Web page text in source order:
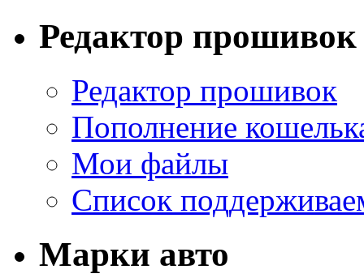
Редактор прошивок
Редактор прошивок
Пополнение
Мои файлы
Список
Марки авто